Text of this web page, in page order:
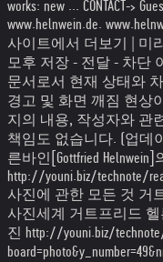
works: new ... CONTACT->
www.helnwein.de.
사이트에서 더보기 | 미
모후 저장 - 전달 - 차단
문서로서 현재 상태와
경고 및 화면 깨짐 현상
지의 내용, 작성자와 관
책임도 없습니다. (업데
른바인[Gottfried
http://youni.biz/technote/
사진에 관한 모든 것 거
사진세계 거트프리드 헬
진 http://youni.biz/